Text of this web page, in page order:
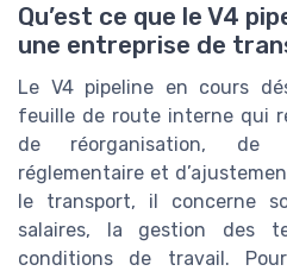
Qu’est ce que le V4
une entreprise de
Le V4 pipeline en cours
feuille de route interne qui
de réorganisation, de
réglementaire et
le transport, il concerne
salaires, la gestion des
conditions de travail.